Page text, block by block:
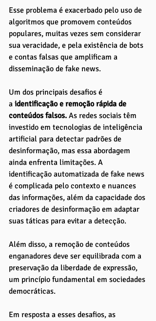
Esse problema é exacerbado pelo uso de
algoritmos que promovem conteúdos
populares, muitas vezes sem considerar
sua veracidade, e pela existência de bots
e contas falsas que amplificam a
disseminação de fake news.
Um dos principais desafios é
a identificação e remoção rápida de
conteúdos falsos. As redes sociais têm
investido em tecnologias de inteligência
artificial para detectar padrões de
desinformação, mas essa abordagem
ainda enfrenta limitações. A
identificação automatizada de fake news
é complicada pelo contexto e nuances
das informações, além da capacidade dos
criadores de desinformação em adaptar
suas táticas para evitar a detecção.
Além disso, a remoção de conteúdos
enganadores deve ser equilibrada com a
preservação da liberdade de expressão,
um princípio fundamental em sociedades
democráticas.
Em resposta a esses desafios, as